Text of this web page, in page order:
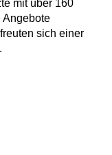
mit über 160
Angebote
sich einer